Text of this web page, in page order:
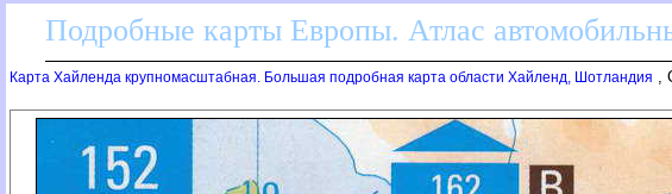
Подробные карты Европы. Атлас
Карта Хайленда крупномасштабная. Большая подробная карта области Хайленд, Шотландия ,